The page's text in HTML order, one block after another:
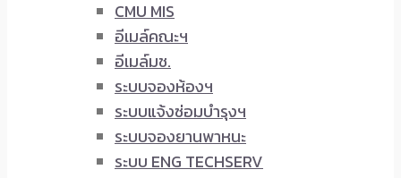
CMU MIS
อีเมล์คณะฯ
อีเมล์มช.
ระบบจองห้องฯ
ระบบแจ้งซ่อมบำรุงฯ
ระบบจองยานพาหนะ
ระบบ ENG TECHSERV